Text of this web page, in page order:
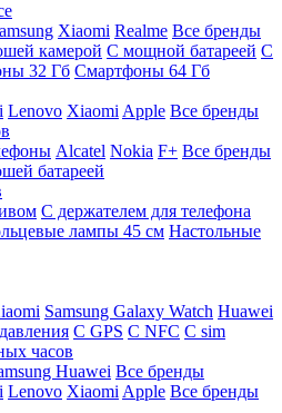
Xiaomi Realme Все бренды
камерой С мощной батареей С
32 Гб Смартфоны 64 Гб
Lenovo Xiaomi Apple Все бренды
Alcatel Nokia F+ Все бренды
батареей
C держателем для телефона
лампы 45 см Настольные
Samsung Galaxy Watch Huawei
C GPS C NFC C sim
часов
Huawei Все бренды
Lenovo Xiaomi Apple Все бренды